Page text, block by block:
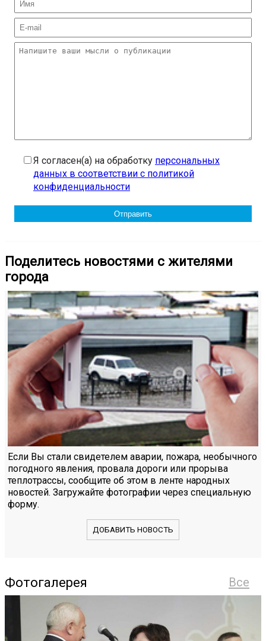
Я согласен(а) на обработку персональных
данных в соответствии с политикой
конфиденциальности
Поделитесь новостями с жителями
города
Если Вы стали свидетелем аварии, пожара, необычного
погодного явления, провала дороги или прорыва
теплотрассы, сообщите об этом в ленте народных
новостей. Загружайте фотографии через специальную
форму.
ДОБАВИТЬ НОВОСТЬ
Все
Фотогалерея